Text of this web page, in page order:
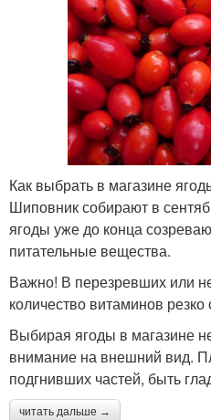
Как выбрать в магазине
Шиповник собирают в
ягоды уже до конца
питательные вещества.
Важно! В перезревших или
количество витаминов резко
Выбирая ягоды в магазине
внимание на внешний вид.
подгнивших частей, быть
читать дальше →